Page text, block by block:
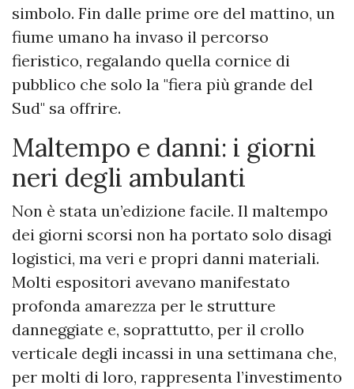
simbolo. Fin dalle prime ore del mattino, un
fiume umano ha invaso il percorso
fieristico, regalando quella cornice di
pubblico che solo la "fiera più grande del
Sud" sa offrire.
Maltempo e danni: i giorni
neri degli ambulanti
Non è stata un’edizione facile. Il maltempo
dei giorni scorsi non ha portato solo disagi
logistici, ma veri e propri danni materiali.
Molti espositori avevano manifestato
profonda amarezza per le strutture
danneggiate e, soprattutto, per il crollo
verticale degli incassi in una settimana che,
per molti di loro, rappresenta l’investimento